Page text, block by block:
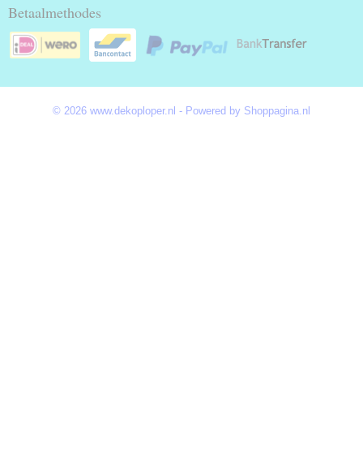
Betaalmethodes
© 2026 www.dekoploper.nl - Powered by Shoppagina.nl